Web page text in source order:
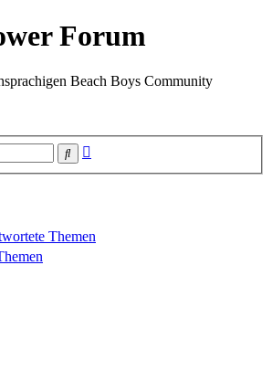
Forum
Beach Boys Community
Suche
Themen